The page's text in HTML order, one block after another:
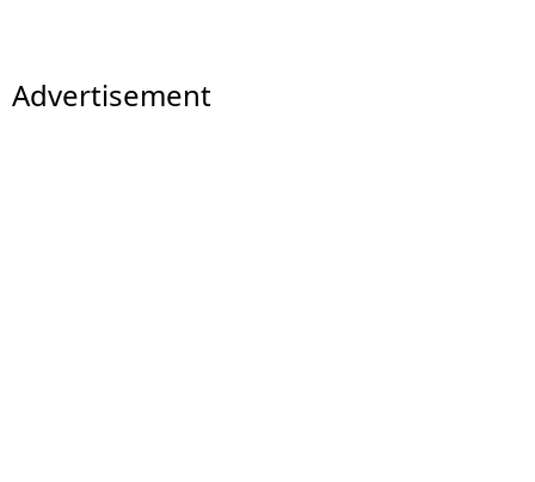
Advertisement